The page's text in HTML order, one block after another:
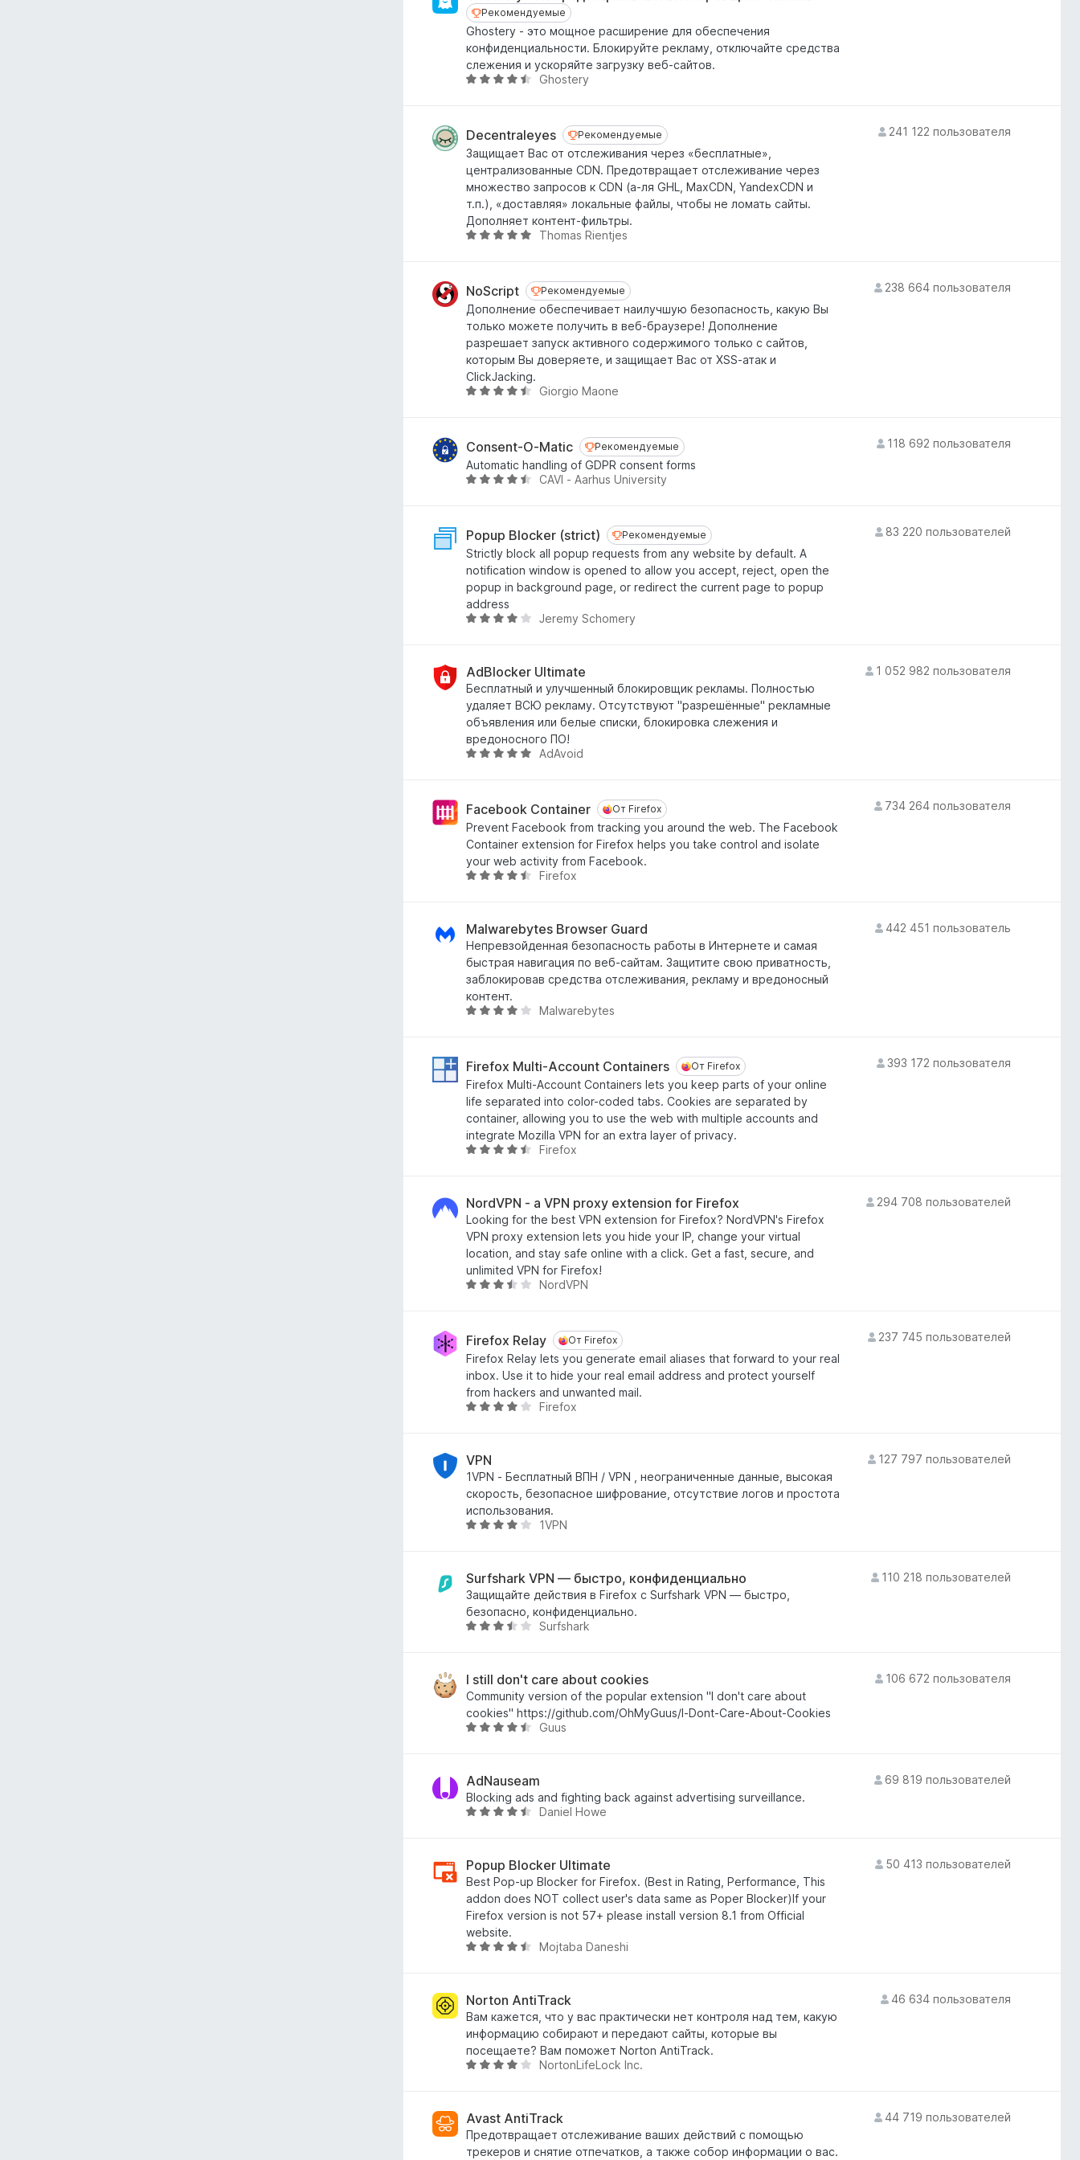
,
6
5
е
н
о
н
а
3
и
5
Рекомендуемые
Рекомендуемые
Ghostery - это мощное расширение для обеспечения
конфиденциальности. Блокируйте рекламу, отключайте средства
слежения и ускоряйте загрузку веб-сайтов.
О
н
е
н
о
н
а
4
и
з
5
Ghostery
Decentraleyes Рекомендуемые
Рекомендуемые
Защищает Вас от отслеживания через «бесплатные»,
централизованные CDN. Предотвращает отслеживание через
множество запросов к CDN (а-ля GHL, MaxCDN, YandexCDN и
т.п.), «доставляя» локальные файлы, чтобы не ломать сайты.
Дополняет контент-фильтры.
О
н
е
н
о
н
а
4
и
з
5
Thomas Rientjes
241 122 пользователя
NoScript Рекомендуемые
Рекомендуемые
Дополнение обеспечивает наилучшую безопасность, какую Вы
только можете получить в веб-браузере! Дополнение
разрешает запуск активного содержимого только с сайтов,
которым Вы доверяете, и защищает Вас от XSS-атак и
ClickJacking.
О
н
е
н
а
4
,
4
и
з
Giorgio Maone
238 664 пользователя
Consent-O-Matic Рекомендуемые
Рекомендуемые
Automatic handling of GDPR consent forms
О
н
е
н
о
н
а
4
и
з
5
CAVI - Aarhus University
118 692 пользователя
Popup Blocker (strict) Рекомендуемые
Рекомендуемые
Strictly block all popup requests from any website by default. A
notification window is opened to allow you accept, reject, open the
popup in background page, or redirect the current page to popup
address
О
н
е
н
о
н
а
2
и
з
5
Jeremy Schomery
83 220 пользователей
AdBlocker Ultimate
Бесплатный и улучшенный блокировщик рекламы. Полностью
удаляет ВСЮ рекламу. Отсутствуют "разрешённые" рекламные
объявления или белые списки, блокировка слежения и
вредоносного ПО!
О
н
е
н
о
н
,
8
и
з
5
AdAvoid
1 052 982 пользователя
Facebook Container От Firefox
От Firefox
Prevent Facebook from tracking you around the web. The Facebook
Container extension for Firefox helps you take control and isolate
your web activity from Facebook.
О
н
е
н
о
н
а
5
и
з
5
Firefox
734 264 пользователя
Malwarebytes Browser Guard
Непревзойденная безопасность работы в Интернете и самая
быстрая навигация по веб-сайтам. Защитите свою приватность,
заблокировав средства отслеживания, рекламу и вредоносный
контент.
О
н
е
н
о
н
а
2
и
з
5
Malwarebytes
442 451 пользователь
Firefox Multi-Account Containers От Firefox
От Firefox
Firefox Multi-Account Containers lets you keep parts of your online
life separated into color-coded tabs. Cookies are separated by
container, allowing you to use the web with multiple accounts and
integrate Mozilla VPN for an extra layer of privacy.
О
н
е
н
о
н
а
6
и
з
5
Firefox
393 172 пользователя
NordVPN - a VPN proxy extension for Firefox
Looking for the best VPN extension for Firefox? NordVPN's Firefox
VPN proxy extension lets you hide your IP, change your virtual
location, and stay safe online with a click. Get a fast, secure, and
unlimited VPN for Firefox!
О
н
е
н
о
н
,
7
и
з
5
NordVPN
294 708 пользователей
Firefox Relay От Firefox
От Firefox
Firefox Relay lets you generate email aliases that forward to your real
inbox. Use it to hide your real email address and protect yourself
from hackers and unwanted mail.
О
н
е
н
о
н
,
2
и
з
Firefox
237 745 пользователей
VPN
1VPN - Бесплатный ВПН / VPN , неограниченные данные, высокая
скорость, безопасное шифрование, отсутствие логов и простота
использования.
О
н
е
н
о
4
,
2
и
1VPN
127 797 пользователей
Surfshark VPN — быстро, конфиденциально
Защищайте действия в Firefox с Surfshark VPN — быстро,
безопасно, конфиденциально.
О
н
е
н
о
3
,
6
5
Surfshark
110 218 пользователей
I still don't care about cookies
Community version of the popular extension "I don't care about
cookies" https://github.com/OhMyGuus/I-Dont-Care-About-Cookies
О
н
е
н
а
4
,
6
и
з
Guus
106 672 пользователя
AdNauseam
Blocking ads and fighting back against advertising surveillance.
О
н
е
н
о
н
а
7
и
з
5
Daniel Howe
69 819 пользователей
Popup Blocker Ultimate
Best Pop-up Blocker for Firefox. (Best in Rating, Performance, This
addon does NOT collect user's data same as Poper Blocker)If your
Firefox version is not 57+ please install version 8.1 from Official
website.
О
н
е
н
о
н
,
7
и
Mojtaba Daneshi
50 413 пользователей
Norton AntiTrack
Вам кажется, что у вас практически нет контроля над тем, какую
информацию собирают и передают сайты, которые вы
посещаете? Вам поможет Norton AntiTrack.
О
н
е
н
NortonLifeLock Inc.
46 634 пользователя
Avast AntiTrack
Предотвращает отслеживание ваших действий с помощью
трекеров и снятие отпечатков, а также собор информации о вас.
44 719 пользователей